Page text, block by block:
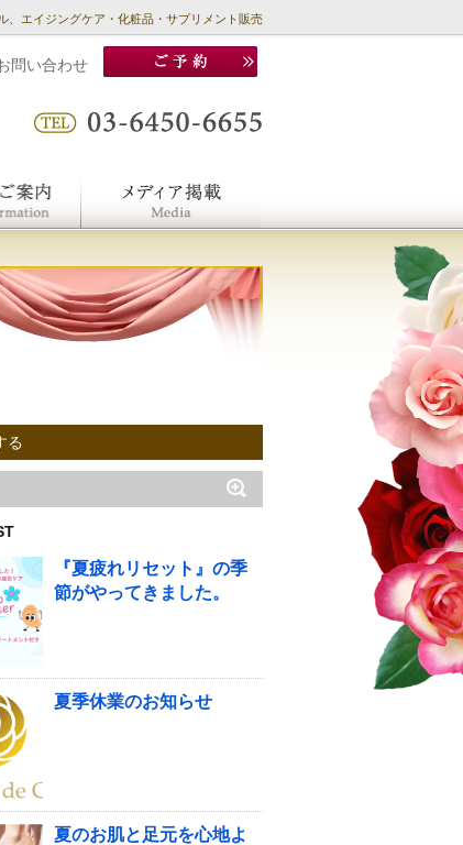
、エイジングケア・化粧品・サプリメント販売
問い合わせ
る
『夏疲れリセット』の季
節がやってきました。
夏季休業のお知らせ
夏のお肌と足元を心地よ